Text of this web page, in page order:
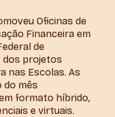
Oficinas de
Financeira em
de
dos projetos
nas Escolas. As
do mês
formato híbrido,
e virtuais.